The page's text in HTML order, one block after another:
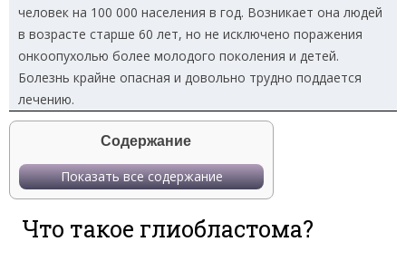
человек на 100 000 населения в год. Возникает она людей
в возрасте старше 60 лет, но не исключено поражения
онкоопухолью более молодого поколения и детей.
Болезнь крайне опасная и довольно трудно поддается
лечению.
Содержание
Показать все содержание
Что такое глиобластома?